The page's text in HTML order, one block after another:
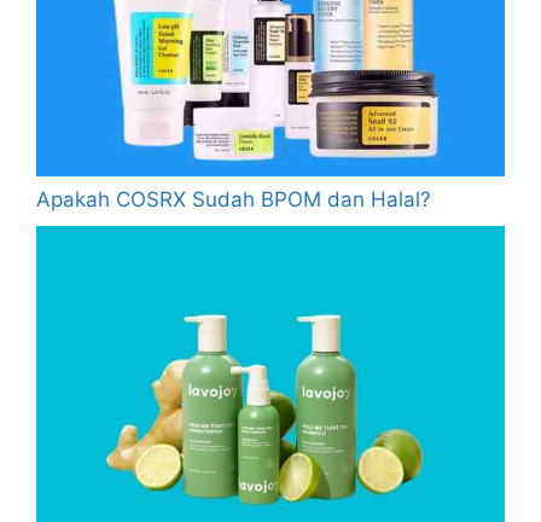
Apakah COSRX Sudah BPOM dan Halal?